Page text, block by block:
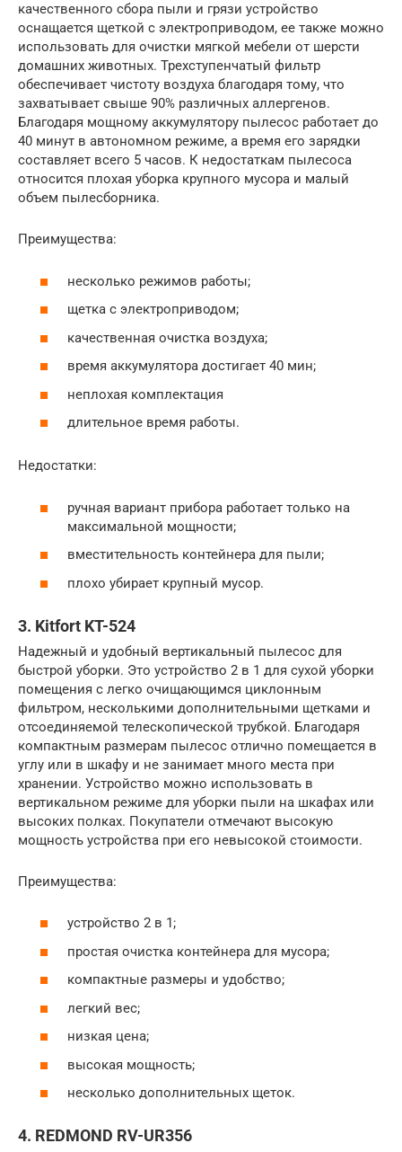
качественного сбора пыли и грязи устройство
оснащается щеткой с электроприводом, ее также можно
использовать для очистки мягкой мебели от шерсти
домашних животных. Трехступенчатый фильтр
обеспечивает чистоту воздуха благодаря тому, что
захватывает свыше 90% различных аллергенов.
Благодаря мощному аккумулятору пылесос работает до
40 минут в автономном режиме, а время его зарядки
составляет всего 5 часов. К недостаткам пылесоса
относится плохая уборка крупного мусора и малый
объем пылесборника.
Преимущества:
несколько режимов работы;
щетка с электроприводом;
качественная очистка воздуха;
время аккумулятора достигает 40 мин;
неплохая комплектация
длительное время работы.
Недостатки:
ручная вариант прибора работает только на
максимальной мощности;
вместительность контейнера для пыли;
плохо убирает крупный мусор.
3. Kitfort KT-524
Надежный и удобный вертикальный пылесос для
быстрой уборки. Это устройство 2 в 1 для сухой уборки
помещения с легко очищающимся циклонным
фильтром, несколькими дополнительными щетками и
отсоединяемой телескопической трубкой. Благодаря
компактным размерам пылесос отлично помещается в
углу или в шкафу и не занимает много места при
хранении. Устройство можно использовать в
вертикальном режиме для уборки пыли на шкафах или
высоких полках. Покупатели отмечают высокую
мощность устройства при его невысокой стоимости.
Преимущества:
устройство 2 в 1;
простая очистка контейнера для мусора;
компактные размеры и удобство;
легкий вес;
низкая цена;
высокая мощность;
несколько дополнительных щеток.
4. REDMOND RV-UR356